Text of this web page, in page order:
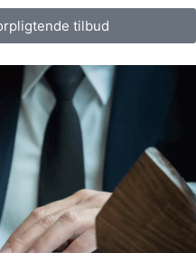
tilbud